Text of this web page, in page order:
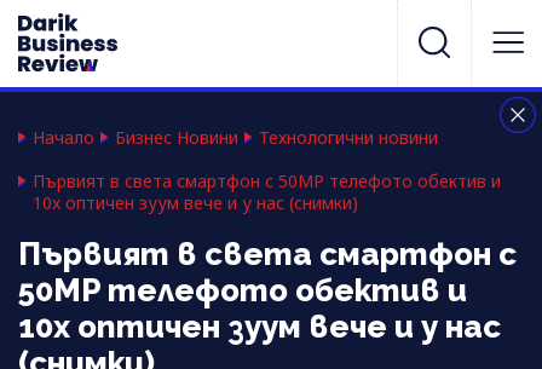
Начало Бизнес Новини
Технологични новини
Първият в света смартфон с 50MP телефото обектив и
10x оптичен зуум вече и у нас (снимки)
Първият в света смартфон с
50MP телефото обектив и
10x оптичен зуум вече и у нас